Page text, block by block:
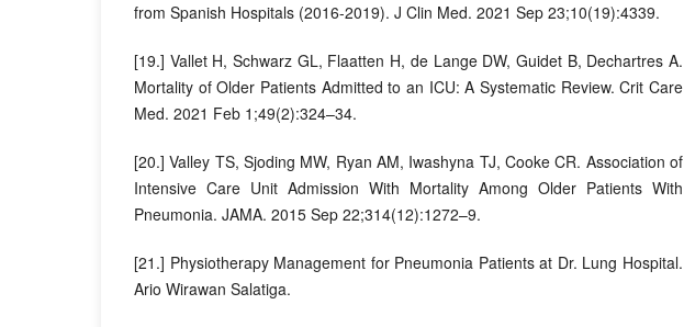
from Spanish Hospitals (2016-2019). J Clin Med. 2021 Sep 23;10(19):4339.
[19.] Vallet H, Schwarz GL, Flaatten H, de Lange DW, Guidet B, Dechartres A.
Mortality of Older Patients Admitted to an ICU: A Systematic Review. Crit Care
Med. 2021 Feb 1;49(2):324–34.
[20.] Valley TS, Sjoding MW, Ryan AM, Iwashyna TJ, Cooke CR. Association of
Intensive Care Unit Admission With Mortality Among Older Patients With
Pneumonia. JAMA. 2015 Sep 22;314(12):1272–9.
[21.] Physiotherapy Management for Pneumonia Patients at Dr. Lung Hospital.
Ario Wirawan Salatiga.